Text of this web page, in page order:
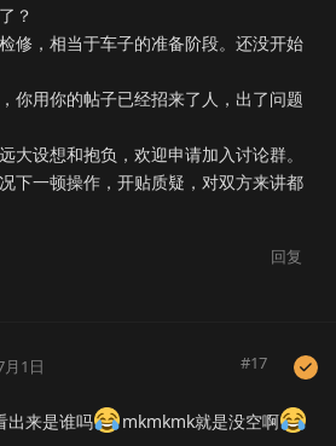
？
修，相当于车子的准备阶段。还没开始
你用你的帖子已经招来了人，出了问题
大设想和抱负，欢迎申请加入讨论群。
下一顿操作，开贴质疑，对双方来讲都
回复
1日 #17
出来是谁吗 mkmkmk就是没空啊